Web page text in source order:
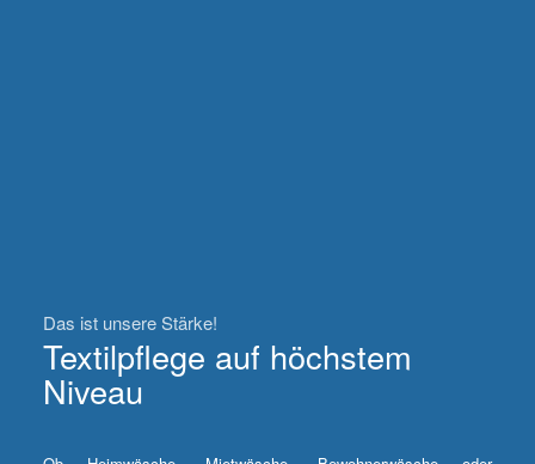
Das ist unsere Stärke!
Textilpflege auf höchstem
Niveau